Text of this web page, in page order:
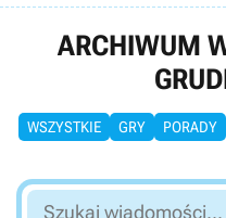
ARCHIWUM
WSZYSTKIE GRY PORADY
Szukaj